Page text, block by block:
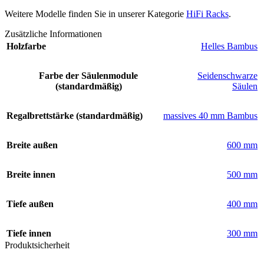
Weitere Modelle finden Sie in unserer Kategorie HiFi Racks.
Zusätzliche Informationen
Holzfarbe
Helles Bambus
Farbe der Säulenmodule
(standardmäßig)
Seidenschwarze
Säulen
Regalbrettstärke (standardmäßig) massives 40 mm Bambus
Breite außen 600 mm
Breite innen 500 mm
Tiefe außen 400 mm
Tiefe innen
300 mm
Produktsicherheit